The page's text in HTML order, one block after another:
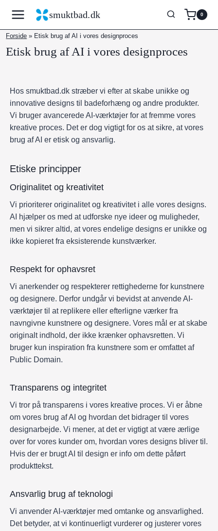
indhold
smuktbad.dk 0
Forside » Etisk brug af AI i vores designproces
Etisk brug af AI i vores designproces
Hos smuktbad.dk stræber vi efter at skabe unikke og
innovative designs til badeforhæng og andre produkter.
Vi bruger avancerede AI-værktøjer for at fremme vores
kreative proces. Det er dog vigtigt for os at sikre, at vores
brug af AI er etisk og ansvarlig.
Etiske principper
Originalitet og kreativitet
Vi prioriterer originalitet og kreativitet i alle vores designs.
AI hjælper os med at udforske nye ideer og muligheder,
men vi sikrer altid, at vores endelige designs er unikke og
ikke kopieret fra eksisterende kunstværker.
Respekt for ophavsret
Vi anerkender og respekterer rettighederne for kunstnere
og designere. Derfor undgår vi bevidst at anvende AI-
værktøjer til at replikere eller efterligne værker fra
navngivne kunstnere og designere. Vores mål er at skabe
originalt indhold, der ikke krænker ophavsretten. Vi
bruger kun inspiration fra kunstnere som er omfattet af
Public Domain.
Transparens og integritet
Vi tror på transparens i vores kreative proces. Vi er åbne
om vores brug af AI og hvordan det bidrager til vores
designarbejde. Vi mener, at det er vigtigt at være ærlige
over for vores kunder om, hvordan vores designs bliver til.
Hvis der er brugt AI til design er info om dette påført
produkttekst.
Ansvarlig brug af teknologi
Vi anvender AI-værktøjer med omtanke og ansvarlighed.
Det betyder, at vi kontinuerligt vurderer og justerer vores